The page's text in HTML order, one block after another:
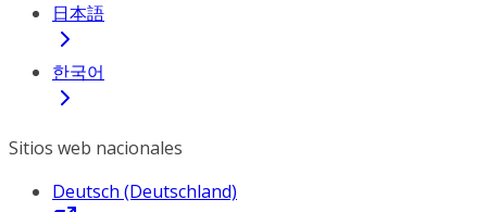
日本語
한국어
Sitios web nacionales
Deutsch (Deutschland)